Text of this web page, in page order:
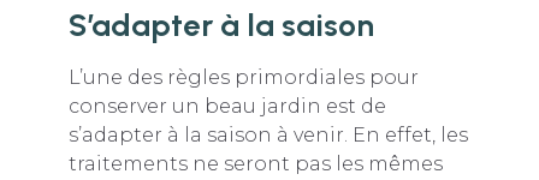
S’adapter à la saison
L’une des règles primordiales pour
conserver un beau jardin est de
s’adapter à la saison à venir. En effet, les
traitements ne seront pas les mêmes